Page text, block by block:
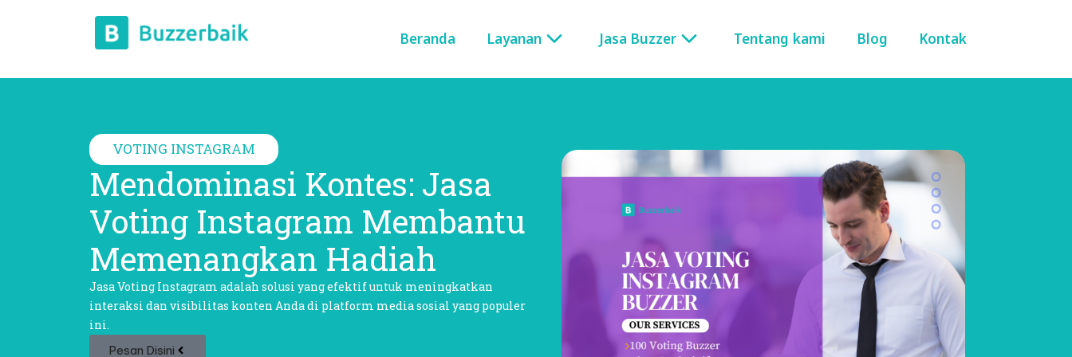
Beranda Layanan Jasa Buzzer Tentang kami Blog Kontak
VOTING INSTAGRAM
Mendominasi Kontes: Jasa
Voting Instagram Membantu
Memenangkan Hadiah
Jasa Voting Instagram adalah solusi yang efektif untuk meningkatkan
interaksi dan visibilitas konten Anda di platform media sosial yang populer
ini.
Pesan Disini